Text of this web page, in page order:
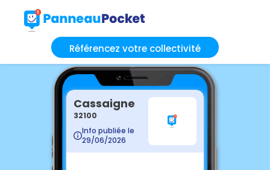
Référencez votre collectivité
Cassaigne
32100
Info publiée le
29/06/2026